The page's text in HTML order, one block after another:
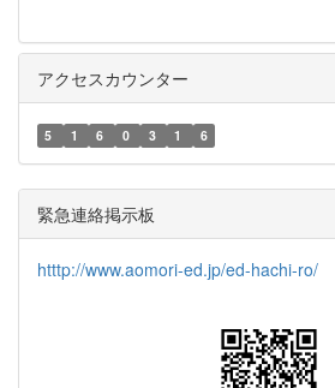
アクセスカウンター
5 1 6 0 3 1 6
緊急連絡掲示板
htttp://www.aomori-ed.jp/ed-hachi-ro/